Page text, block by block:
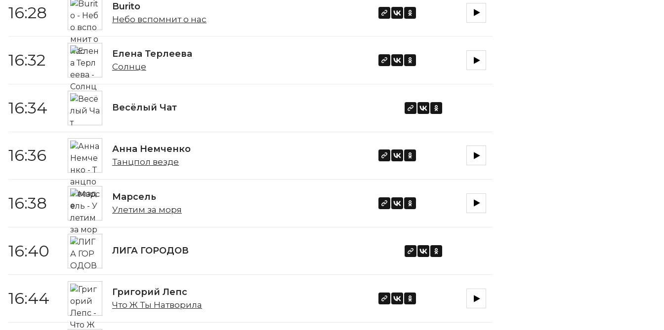
16:28 Burito
Небо вспомнит о нас
16:32 Елена Терлеева
Солнце
16:34 Весёлый Чат
16:36 Анна Немченко
Танцпол везде
16:38 Марсель
Улетим за моря
16:40 ЛИГА ГОРОДОВ
16:44 Григорий Лепс
Что Ж Ты Натворила